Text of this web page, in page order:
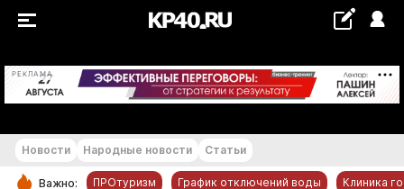
РЕКЛАМА +29...+30 °С
Новости Народные новости Статьи
Важно: ПРОтуризм График отключений воды Клиника